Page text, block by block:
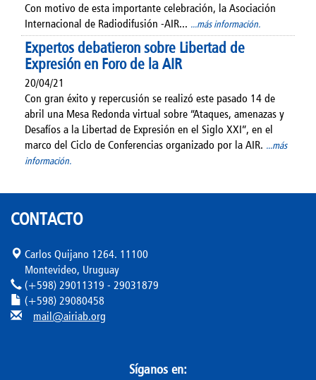
Con motivo de esta importante celebración, la Asociación
Internacional de Radiodifusión -AIR... ...más información.
Expertos debatieron sobre Libertad de
Expresión en Foro de la AIR
20/04/21
Con gran éxito y repercusión se realizó este pasado 14 de
abril una Mesa Redonda virtual sobre “Ataques, amenazas y
Desafíos a la Libertad de Expresión en el Siglo XXI”, en el
marco del Ciclo de Conferencias organizado por la AIR. ...más
información.
CONTACTO
Carlos Quijano 1264. 11100
Montevideo, Uruguay
(+598) 29011319 - 29031879
(+598) 29080458
mail@airiab.org
Síganos en: